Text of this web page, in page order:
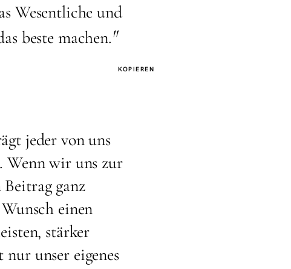
Wesentliche und
beste machen."
KOPIEREN
jeder von uns
Wenn wir uns zur
ganz
einen
stärker
unser eigenes